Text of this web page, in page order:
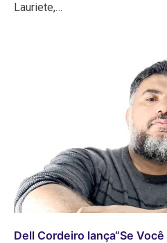
Lauriete,…
Dell Cordeiro lança“Se